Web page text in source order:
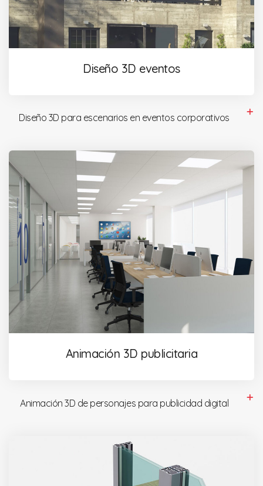
Diseño 3D eventos
Diseño 3D para escenarios en eventos corporativos
Animación 3D publicitaria
Animación 3D de personajes para publicidad digital